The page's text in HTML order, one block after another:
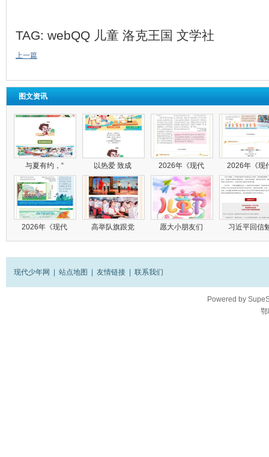
TAG: webQQ 儿童 洛克王国 文学社
上一篇
图文资讯
与夏有约，“ 以热爱 致成 2026年《现代 2026年《现
2026年《现代 高举队旗跟党 愿大小朋友们 习近平回信
现代少年网 站点地图 友情链接 联系我们
Powered by